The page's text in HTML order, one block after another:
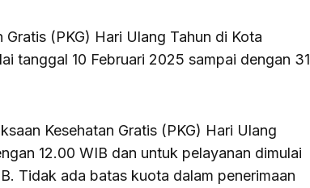
Gratis (PKG) Hari Ulang Tahun di Kota
tanggal 10 Februari 2025 sampai dengan 31
Kesehatan Gratis (PKG) Hari Ulang
12.00 WIB dan untuk pelayanan dimulai
Tidak ada batas kuota dalam penerimaan